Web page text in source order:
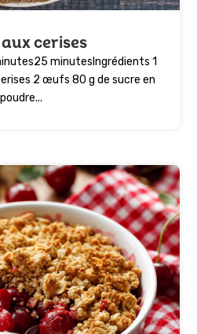
cerises
minutesIngrédients 1
2 œufs 80 g de sucre en
poudre...